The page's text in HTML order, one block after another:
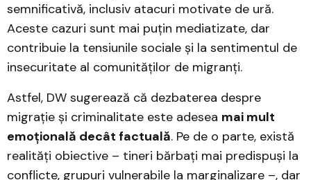
semnificativă, inclusiv atacuri motivate de ură.
Aceste cazuri sunt mai puțin mediatizate, dar
contribuie la tensiunile sociale și la sentimentul de
insecuritate al comunităților de migranți.
Astfel, DW sugerează că dezbaterea despre
migrație și criminalitate este adesea mai mult
emoțională decât factuală. Pe de o parte, există
realități obiective – tineri bărbați mai predispuși la
conflicte, grupuri vulnerabile la marginalizare –, dar